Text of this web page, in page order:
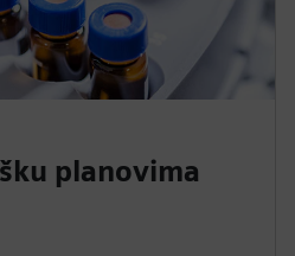
planovima